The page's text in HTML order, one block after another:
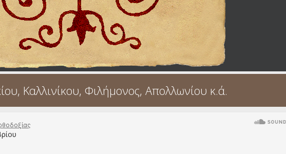
Καλλινίκου, Φιλήμονος, Απολλωνίου κ.ά.